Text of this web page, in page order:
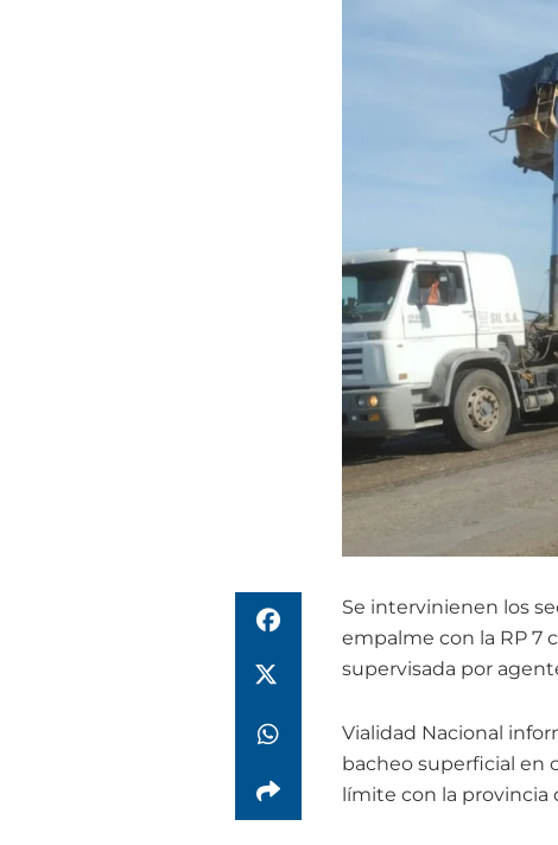
Se intervinienen los
empalme con la RP 7
supervisada por
Vialidad Nacional
bacheo superficial en
límite con la provincia